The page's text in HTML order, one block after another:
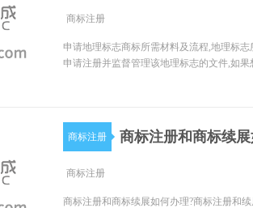
商标注册
申请地理标志商标所需材料及流程,地理标
申请注册并监督管理该地理标志的文件,如
商标注册 商标注册和商标续
商标注册
商标注册和商标续展如何办理?商标注册和